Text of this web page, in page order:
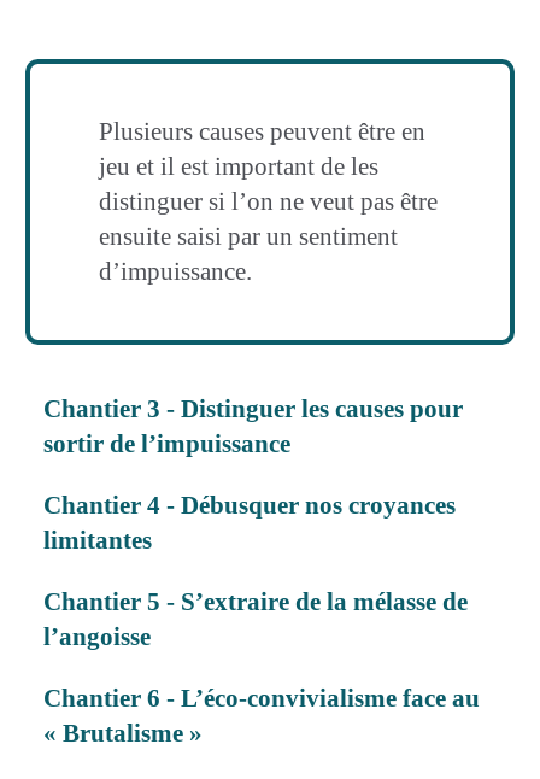
Plusieurs causes peuvent être en
jeu et il est important de les
distinguer si l’on ne veut pas être
ensuite saisi par un sentiment
d’impuissance.
Chantier 3 - Distinguer les causes pour
sortir de l’impuissance
Chantier 4 - Débusquer nos croyances
limitantes
Chantier 5 - S’extraire de la mélasse de
l’angoisse
Chantier 6 - L’éco-convivialisme face au
« Brutalisme »